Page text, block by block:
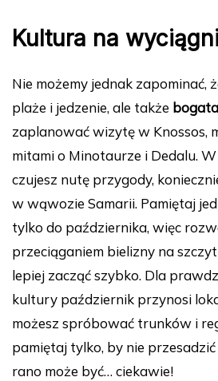
Kultura na
Nie możemy jednak zapominać,
plaże i jedzenie, ale także
zaplanować wizytę w Knossos,
mitami o Minotaurze i Dedalu.
czujesz nutę przygody,
w wąwozie Samarii. Pamiętaj
tylko do października, więc
przeciąganiem bielizny na
lepiej zacząć szybko. Dla
kultury październik przynosi
możesz spróbować trunków i
pamiętaj tylko, by nie
rano może być… ciekawie!